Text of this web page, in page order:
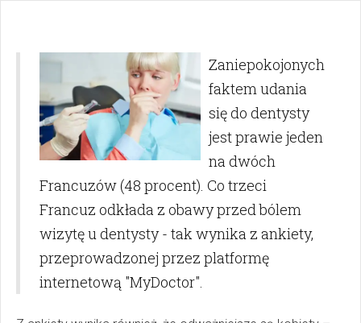
Zaniepokojonych
faktem udania
się do dentysty
jest prawie jeden
na dwóch
Francuzów (48 procent). Co trzeci
Francuz odkłada z obawy przed bólem
wizytę u dentysty - tak wynika z ankiety,
przeprowadzonej przez platformę
internetową "MyDoctor".